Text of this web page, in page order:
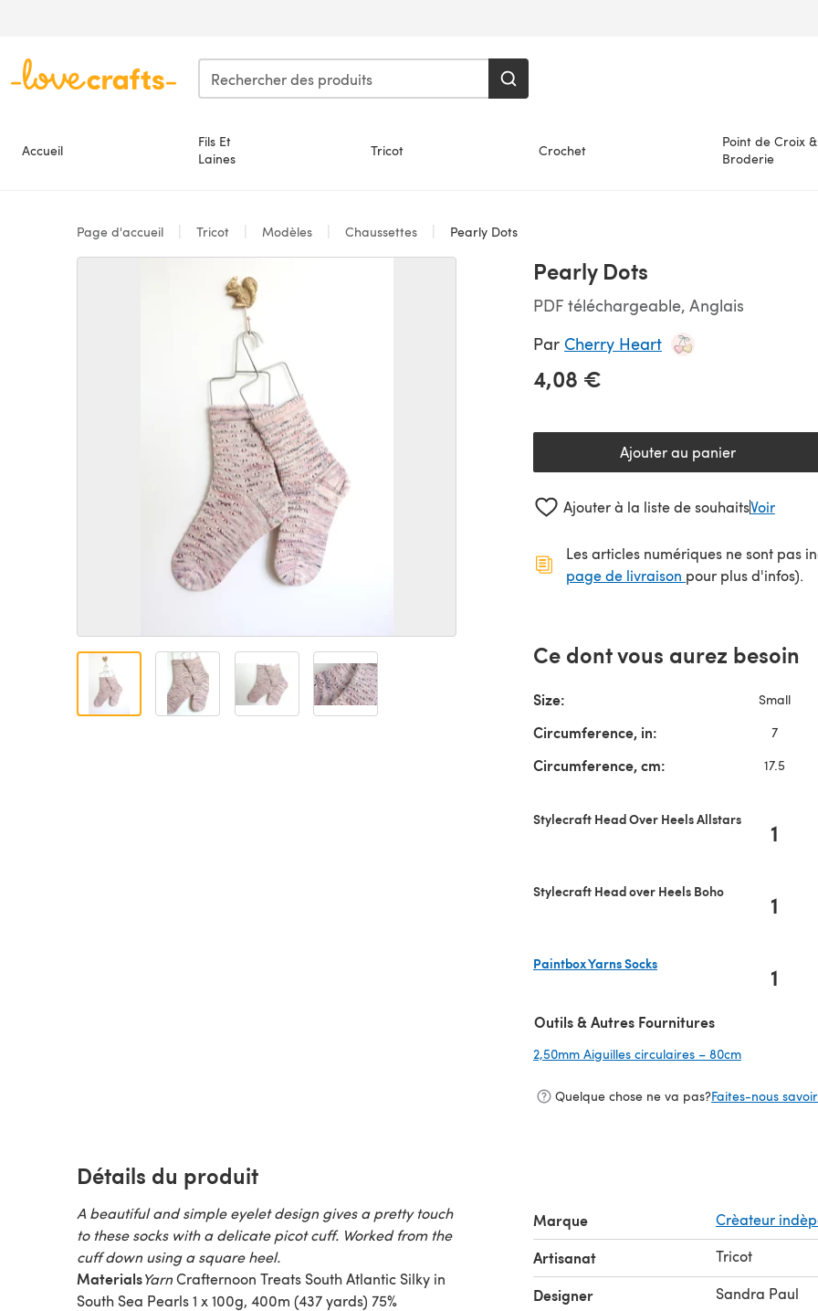
Accueil
Fils Et
Laines
Tricot Crochet
Point de Croix &
Broderie
Page d'accueil Tricot Modèles Chaussettes Pearly Dots
Pearly Dots
PDF téléchargeable, Anglais
Par Cherry Heart
4,08 €
Ajouter au panier
Ajouter à la liste de souhaitsVoir
Les articles numériques ne sont pas
page de livraison (s'ouvre dans un
pour plus d'infos).
Ce dont vous aurez besoin
Size: Small
Circumference, in: 7
Circumference, cm: 17.5
Stylecraft Head Over Heels Allstars 1
Stylecraft Head over Heels Boho 1
Paintbox Yarns Socks
1
Outils & Autres Fournitures
2,50mm Aiguilles circulaires – 80cm
Quelque chose ne va pas?Faites-nous
Détails du produit
A beautiful and simple eyelet design gives a pretty touch
to these socks with a delicate picot cuff. Worked from the
cuff down using a square heel.
MaterialsYarnCrafternoon Treats South Atlantic Silky in
South Sea Pearls 1 x 100g, 400m (437 yards) 75%
Marque Crèateur
Artisanat Tricot
Designer Sandra Paul